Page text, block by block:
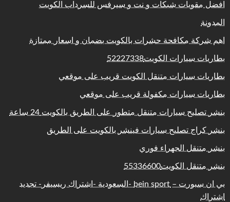
افضل مقويات شبكات و نت و سيرفس للسرداب الكويت
المدونة
اهم شركة مكافحة حشرات بالكويت بضمان و اسعار ممتازة
بطاريات سيارات الكويت52227338
بطاريات سيارات متنقل الكويت قريب على موقعي
بطاريات سيارات مكفولة قريب على موقعي
بنشر تصليح سيارات متنقل متطور على الطريق بالكويت 24 ساعة
بنشر كراج تصليح سيارات فينشر بالكويت على الطريق
بنشر متنقل الجهراء فوري
بنشر متنقل الكويت55336600
بي ان سبورت – bein sport -السعودية -اشتراك ريسيفر- تجديد
اشتراك